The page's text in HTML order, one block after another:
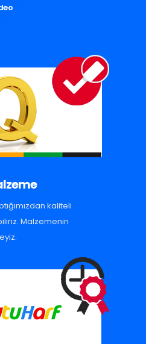
kaliteli
Malzemenin